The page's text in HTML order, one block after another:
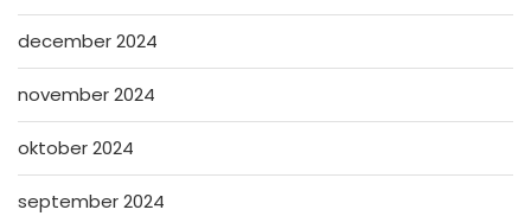
december 2024
november 2024
oktober 2024
september 2024